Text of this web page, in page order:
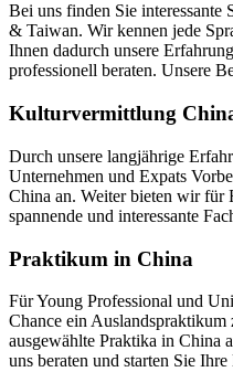
Bei uns finden Sie interessante
& Taiwan. Wir kennen jede
Ihnen dadurch unsere
professionell beraten. Unsere
Kulturvermittlung
Durch unsere langjährige
Unternehmen und Expats
China an. Weiter bieten wir für
spannende und interessante
Praktikum in China
Für Young Professional und
Chance ein
ausgewählte Praktika in China
uns beraten und starten Sie